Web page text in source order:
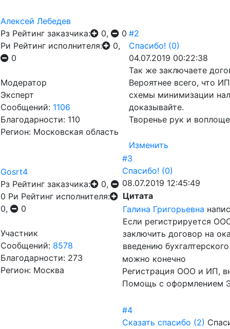
Алексей Лебедев
Рз Рейтинг заказчика: 0,
0
Ри Рейтинг исполнителя:
0,
0
Модератор
Эксперт
Сообщений: 1106
Благодарности: 110
Регион: Московская область
#2
Спасибо! (0)
04.07.2019 00:22:38
Так же заключаете
Вероятнее всего, что
схемы минимизации
доказывайте.
Творенье рук и
Изменить
Gosrt4
Рз Рейтинг заказчика:
0,
0 Ри Рейтинг исполнителя:
0,
0
Участник
Сообщений: 8578
Благодарности: 273
Регион: Москва
#3
Спасибо! (0)
08.07.2019 12:45:49
Цитата
Галина Григорьевна
Если регистрируется
заключить договор на
введению
можно конечно
Регистрация ООО и ИП,
Помощь с оформлением
#4
Сказать спасибо (2)